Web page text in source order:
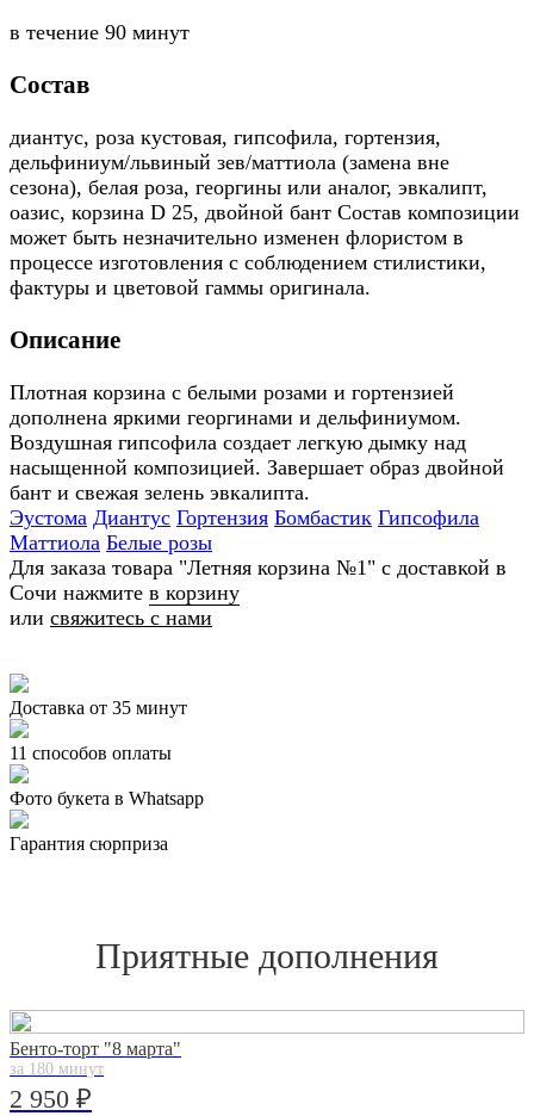
в течение 90 минут
Состав
диантус, роза кустовая, гипсофила, гортензия,
дельфиниум/львиный зев/маттиола (замена вне
сезона), белая роза, георгины или аналог, эвкалипт,
оазис, корзина D 25, двойной бант Состав композиции
может быть незначительно изменен флористом в
процессе изготовления с соблюдением стилистики,
фактуры и цветовой гаммы оригинала.
Описание
Плотная корзина с белыми розами и гортензией
дополнена яркими георгинами и дельфиниумом.
Воздушная гипсофила создает легкую дымку над
насыщенной композицией. Завершает образ двойной
бант и свежая зелень эвкалипта.
Эустома Диантус Гортензия Бомбастик Гипсофила
Маттиола Белые розы
Для заказа товара "Летняя корзина №1" с доставкой в
Сочи нажмите в корзину
или свяжитесь с нами
Доставка от 35 минут
11 способов оплаты
Фото букета в Whatsapp
Гарантия сюрприза
Приятные дополнения
Бенто-торт "8 марта"
за 180 минут
2 950 ₽